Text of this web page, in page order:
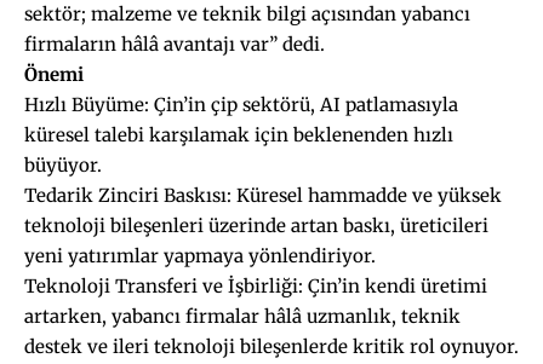
sektör; malzeme ve teknik bilgi açısından yabancı
firmaların hâlâ avantajı var” dedi.
Önemi
Hızlı Büyüme: Çin’in çip sektörü, AI patlamasıyla
küresel talebi karşılamak için beklenenden hızlı
büyüyor.
Tedarik Zinciri Baskısı: Küresel hammadde ve yüksek
teknoloji bileşenleri üzerinde artan baskı, üreticileri
yeni yatırımlar yapmaya yönlendiriyor.
Teknoloji Transferi ve İşbirliği: Çin’in kendi üretimi
artarken, yabancı firmalar hâlâ uzmanlık, teknik
destek ve ileri teknoloji bileşenlerde kritik rol oynuyor.